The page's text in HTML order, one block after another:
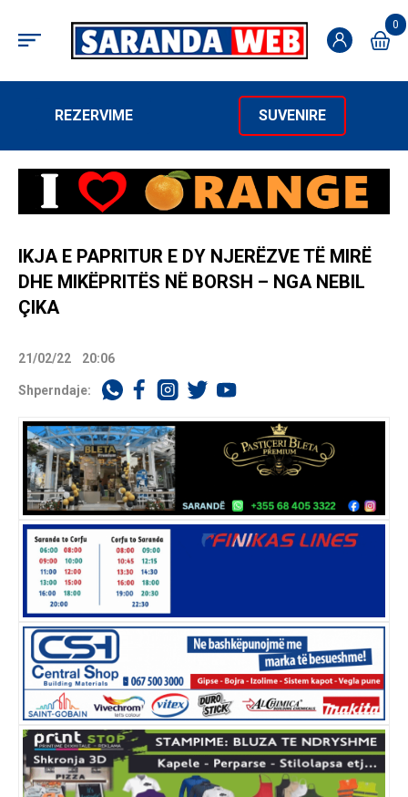
0
REZERVIME SUVENIRE
IKJA E PAPRITUR E DY NJERËZVE TË MIRË
DHE MIKËPRITËS NË BORSH – NGA NEBIL
ÇIKA
21/02/22 20:06
Shperndaje: